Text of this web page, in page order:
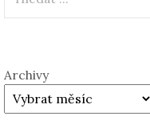
Archivy